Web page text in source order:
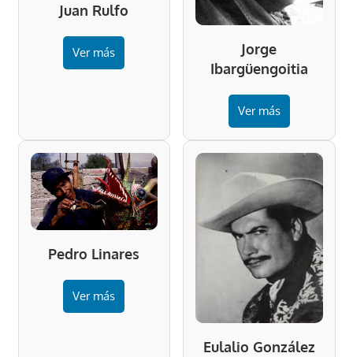
Juan Rulfo
Ver más
Jorge
Ibargüengoitia
Ver más
Pedro Linares
Ver más
Eulalio González